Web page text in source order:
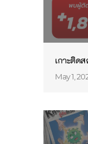
เกาะติด
May 1,